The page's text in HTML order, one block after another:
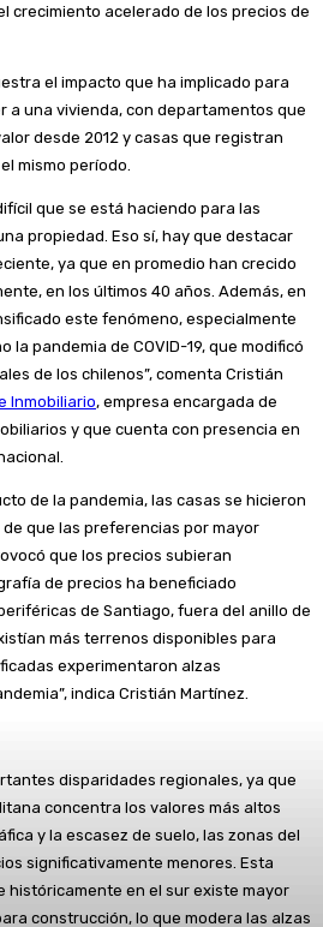
crecimiento acelerado de los precios de
el impacto que ha implicado para
a una vivienda, con departamentos que
desde 2012 y casas que registran
mismo período.
que se está haciendo para las
propiedad. Eso sí, hay que destacar
ya que en promedio han crecido
en los últimos 40 años. Además, en
este fenómeno, especialmente
la pandemia de COVID-19, que modificó
de los chilenos”, comenta Cristián
Inmobiliario, empresa encargada de
y que cuenta con presencia en
de la pandemia, las casas se hicieron
que las preferencias por mayor
que los precios subieran
de precios ha beneficiado
de Santiago, fuera del anillo de
más terrenos disponibles para
experimentaron alzas
indica Cristián Martínez.
disparidades regionales, ya que
concentra los valores más altos
y la escasez de suelo, las zonas del
significativamente menores. Esta
históricamente en el sur existe mayor
construcción, lo que modera las alzas